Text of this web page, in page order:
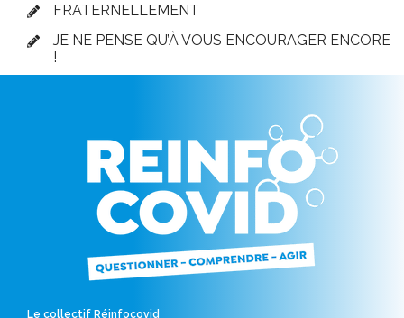
FRATERNELLEMENT
JE NE PENSE QU’À VOUS ENCOURAGER ENCORE
!
Le collectif Réinfocovid